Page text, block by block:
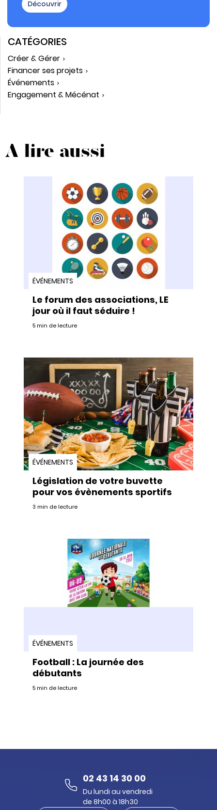
Découvrir
CATÉGORIES
Créer & Gérer
Financer ses projets
Événements
Engagement & Mécénat
A lire aussi
ÉVÉNEMENTS
Le forum des associations, LE
jour où il faut séduire !
5 min de lecture
ÉVÉNEMENTS
Législation de votre buvette
pour vos évènements sportifs
3 min de lecture
ÉVÉNEMENTS
Football : La journée des
débutants
5 min de lecture
02 43 14 30 00
Du lundi au vendredi
de 8h00 à 18h30